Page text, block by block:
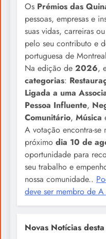
Os Prémios das
pessoas, empresas e
suas vidas, carreiras
pelo seu contributo e
portuguesa de
Na edição de 2026,
categorias:
Ligada a uma
Pessoa Influente,
Comunitário, Música
A votação encontra-se
próximo dia 10 de
oportunidade para
seu trabalho e
nossa comunidade..
deve ser membro de
Novas Notícias